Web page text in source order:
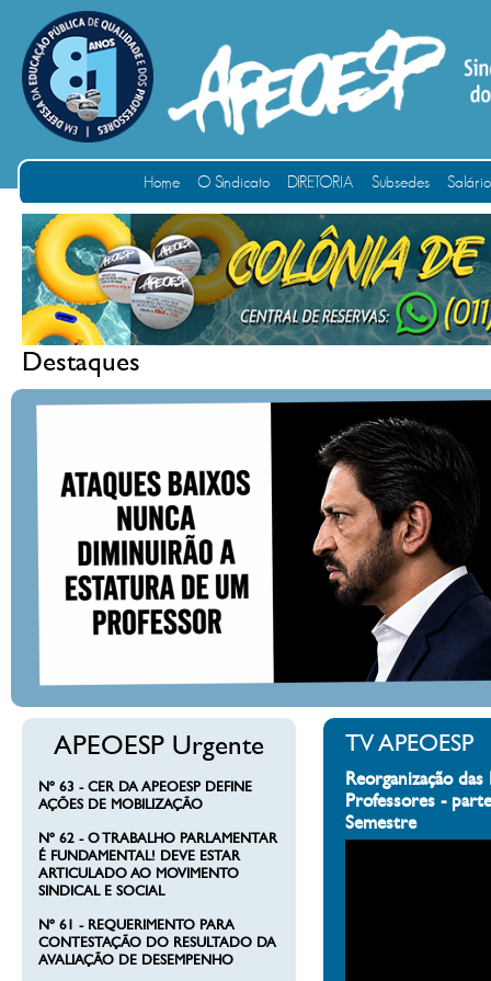
Home O Sindicato DIRETORIA Subsedes
Destaques
APEOESP Urgente
Nº 63 - CER DA APEOESP DEFINE
AÇÕES DE MOBILIZAÇÃO
Nº 62 - O TRABALHO PARLAMENTAR
É FUNDAMENTAL! DEVE ESTAR
ARTICULADO AO MOVIMENTO
SINDICAL E SOCIAL
Nº 61 - REQUERIMENTO PARA
CONTESTAÇÃO DO RESULTADO DA
AVALIAÇÃO DE DESEMPENHO
TV APEOESP
Reorganização
Professores -
Semestre